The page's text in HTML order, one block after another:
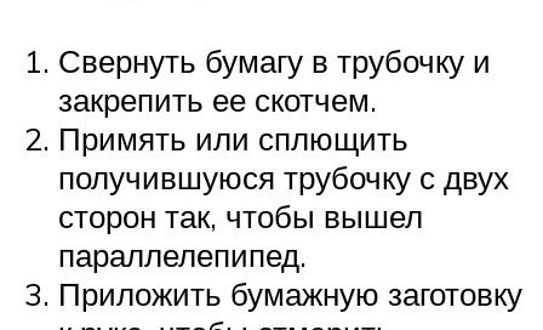
Свернуть бумагу в трубочку и
закрепить ее скотчем.
Примять или сплющить
получившуюся трубочку с двух
сторон так, чтобы вышел
параллелепипед.
Приложить бумажную заготовку